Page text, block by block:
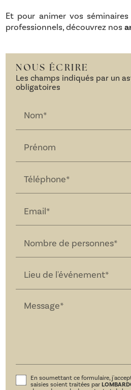
Et pour animer vos
professionnels, découvrez nos
NOUS ÉCRIRE
Les champs indiqués par un
obligatoires
Nom*
Prénom
Téléphone*
Email*
Nombre de personnes*
Lieu de l'événement*
Message*
En soumettant ce formulaire,
saisies soient traitées par